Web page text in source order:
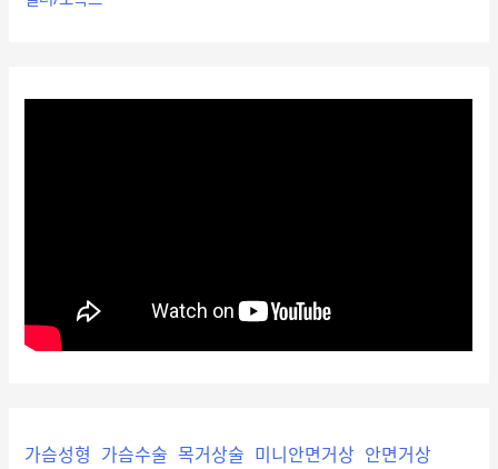
가슴성형 가슴수술 목거상술 미니안면거상 안면거상